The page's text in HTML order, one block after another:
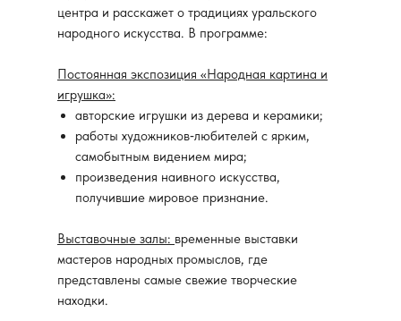
центра и расскажет о традициях уральского
народного искусства. В программе:
Постоянная экспозиция «Народная картина и
игрушка»:
авторские игрушки из дерева и керамики;
работы художников‑любителей с ярким,
самобытным видением мира;
произведения наивного искусства,
получившие мировое признание.
Выставочные залы: временные выставки
мастеров народных промыслов, где
представлены самые свежие творческие
находки.